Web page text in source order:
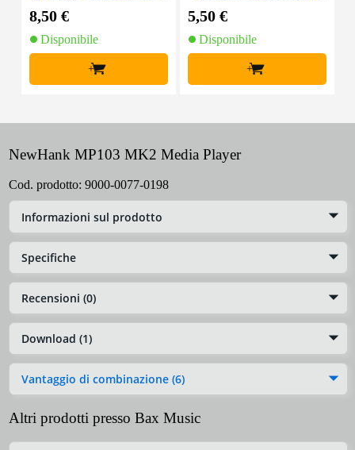
8,50 €
Disponibile
+
(10 pezzi)
5,50 €
Disponibile
+
NewHank MP103 MK2 Media Player
Cod. prodotto: 9000-0077-0198
Informazioni sul prodotto
Specifiche
Recensioni (0)
Download (1)
Vantaggio di combinazione (6)
Altri prodotti presso Bax Music